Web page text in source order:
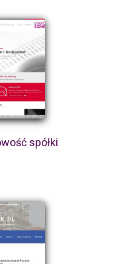
spółki